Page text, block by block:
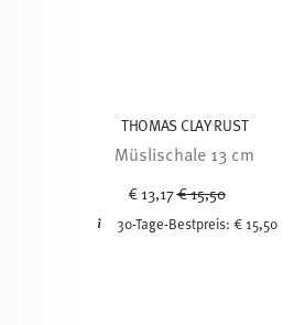
THOMAS CLAY RUST
Müslischale 13 cm
€ 13,17 Price reduced from
€ 15,50
30-Tage-Bestpreis: € 15,50